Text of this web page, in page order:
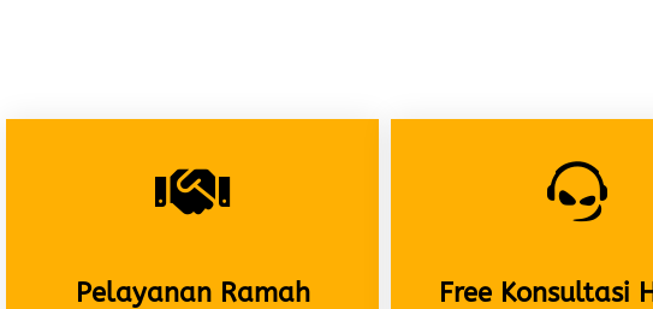
Pelayanan Ramah Free Konsultasi